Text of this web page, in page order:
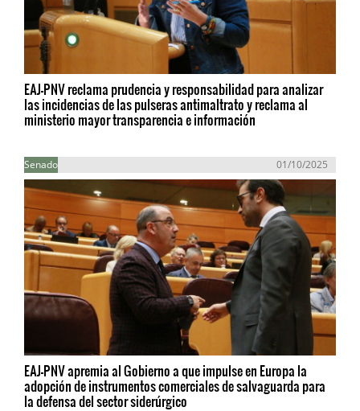
EAJ-PNV reclama prudencia y responsabilidad para analizar
las incidencias de las pulseras antimaltrato y reclama al
ministerio mayor transparencia e información
Senado 01/10/2025
EAJ-PNV apremia al Gobierno a que impulse en Europa la
adopción de instrumentos comerciales de salvaguarda para
la defensa del sector siderúrgico